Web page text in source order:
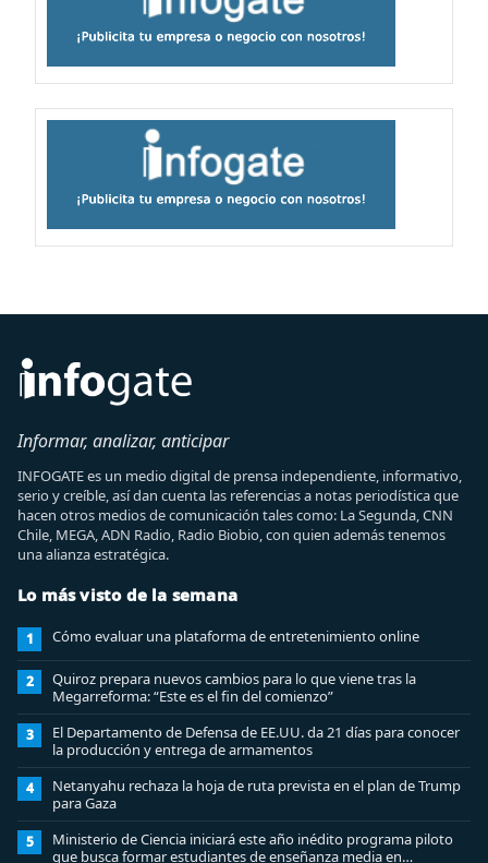
Informar, analizar, anticipar
INFOGATE es un medio digital de prensa independiente, informativo,
serio y creíble, así dan cuenta las referencias a notas periodística que
hacen otros medios de comunicación tales como: La Segunda, CNN
Chile, MEGA, ADN Radio, Radio Biobio, con quien además tenemos
una alianza estratégica.
Lo más visto de la semana
1 Cómo evaluar una plataforma de entretenimiento online
2
Quiroz prepara nuevos cambios para lo que viene tras la
Megarreforma: “Este es el fin del comienzo”
3
El Departamento de Defensa de EE.UU. da 21 días para conocer
la producción y entrega de armamentos
4
Netanyahu rechaza la hoja de ruta prevista en el plan de Trump
para Gaza
5
Ministerio de Ciencia iniciará este año inédito programa piloto
que busca formar estudiantes de enseñanza media en